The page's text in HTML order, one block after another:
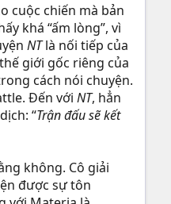
cuộc chiến mà bản
khá “ấm lòng”, vì
NTlà nối tiếp của
giới gốc riêng của
cách nói chuyện.
Đến với NT, hẳn
“Trận đấu sẽ kết
không. Cô giải
được sự tôn